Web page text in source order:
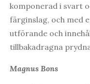
komponerad i svart
färginslag, och med
utförande och
tillbakadragna
Magnus Bons